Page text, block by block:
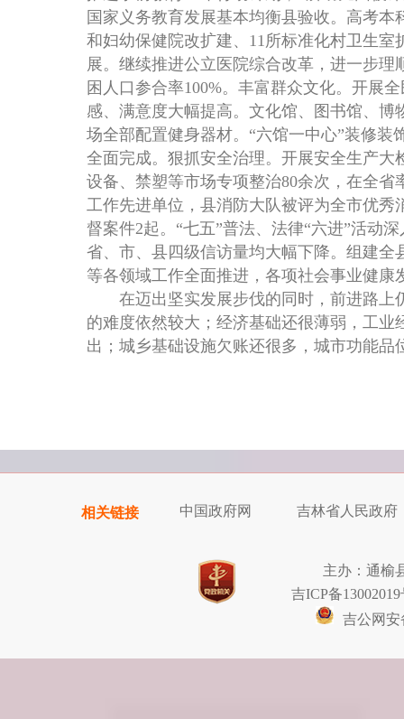
国家义务教育发展基本均衡县验收。高考本
和妇幼保健院改扩建、11所标准化村卫生
展。继续推进公立医院综合改革，进一步
困人口参合率100%。丰富群众文化。开展
感、满意度大幅提高。文化馆、图书馆、
场全部配置健身器材。“六馆一中心”装修
全面完成。狠抓安全治理。开展安全生产
设备、禁塑等市场专项整治80余次，在全
工作先进单位，县消防大队被评为全市优秀
督案件2起。“七五”普法、法律“六进”活动
省、市、县四级信访量均大幅下降。组建
等各领域工作全面推进，各项社会事业健康
在迈出坚实发展步伐的同时，前进路上
的难度依然较大；经济基础还很薄弱，工
出；城乡基础设施欠账还很多，城市功能
相关链接 中国政府网 吉林省人民政府
主办：通榆
吉ICP备13002019
吉公网安